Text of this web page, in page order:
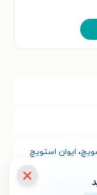
، ایوان استویچ
ملیکا قلیچ پور